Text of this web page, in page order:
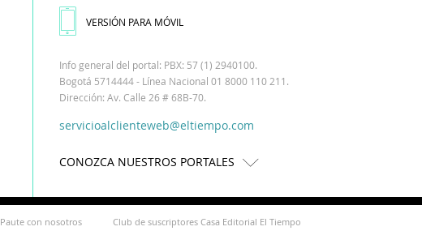
VERSIÓN PARA MÓVIL
Info general del portal: PBX: 57 (1) 2940100.
Bogotá 5714444 - Línea Nacional 01 8000 110 211.
Dirección: Av. Calle 26 # 68B-70.
servicioalclienteweb@eltiempo.com
CONOZCA NUESTROS PORTALES
Paute con nosotros Club de suscriptores Casa Editorial El Tiempo